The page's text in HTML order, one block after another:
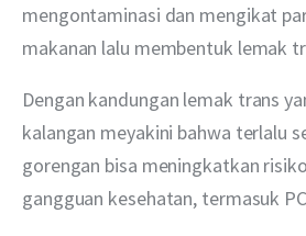
mengontaminasi dan mengikat
makanan lalu membentuk lemak
Dengan kandungan lemak trans
kalangan meyakini bahwa terlalu
gorengan bisa meningkatkan
gangguan kesehatan, termasuk